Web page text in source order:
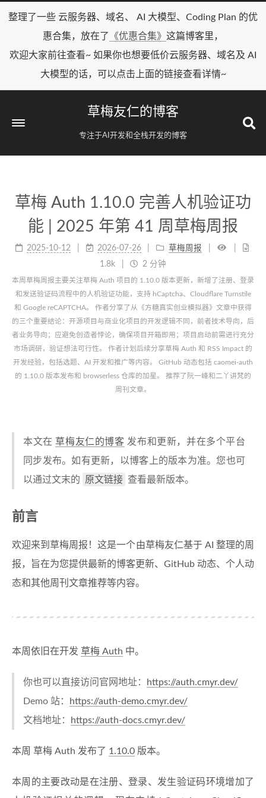
整理了一些 云服务器、域名、 AI 大模型、Coding Plan 的优
惠合集，放在了
《优惠合集》 这篇博客里，
欢迎大家前往查看~ 如果你也想要低价云服务器、域名及 AI
大模型的话，可以点击上面的链接查看详情~
草梅友仁的博客
专注于AI开发和全栈开发的博客
草梅 Auth 1.10.0 完善人机验证功
能 | 2025 年第 41 周草梅周报
2025-10-12 2026-07-26
草梅周报
1.8k
2 分钟
本周草梅周报主要关注草梅 Auth 项目的 1.10.0 版本更新，新增了注册、登录
和发送验证码流程中的人机验证功能，支持 hCaptcha、Cloudflare Turnstile
和 Google reCAPTCHA。 作者分享了从《方糖真实创业模拟器》文章中获得
的三个重要结论：开源项目与商业化项目的开发逻辑不同，前者技术导向，后
者业务导向；应避免创造者悖论，确保项目开箱即用；项目启动前需进行充分
市场调研，验证想法可行性。 作者计划后续分享草梅 Auth 和 RSS Impact 的
开发经验，包括选题、AI 开发和推广等内容。 GitHub 动态包括 caomei-auth
的 1.10.0 版本发布和 browserless 仓库的加星。 推荐了阮一峰和二丫讲梵的
周刊文章。
本文在 草梅友仁的博客 发布和更新，并在多个平台
同步发布。如有更新，以博客上的版本为准。您也可
以通过文末的
原文链接 查看最新版本。
前言
欢迎来到草梅周报！这是一个由草梅友仁基于 AI 整理的周
报，旨在为您提供最新的博客更新、GitHub 动态、个人动
态和其他周刊文章推荐等内容。
本周依旧在开发 草梅 Auth 中。
你也可以直接访问官网地址：
https://auth.cmyr.dev/
Demo 站：
https://auth-demo.cmyr.dev/
文档地址：
https://auth-docs.cmyr.dev/
本周 草梅 Auth 发布了 1.10.0 版本。
本周的主要改动是在注册、登录、发生验证码环境增加了